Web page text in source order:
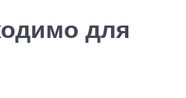
для